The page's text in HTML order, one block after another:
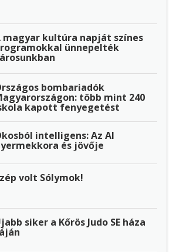
magyar kultúra napját színes
ünnepelték
bombariadók
több mint 240
kapott fenyegetést
intelligens: Az AI
és jövője
volt Sólymok!
siker a Kőrös Judo SE háza